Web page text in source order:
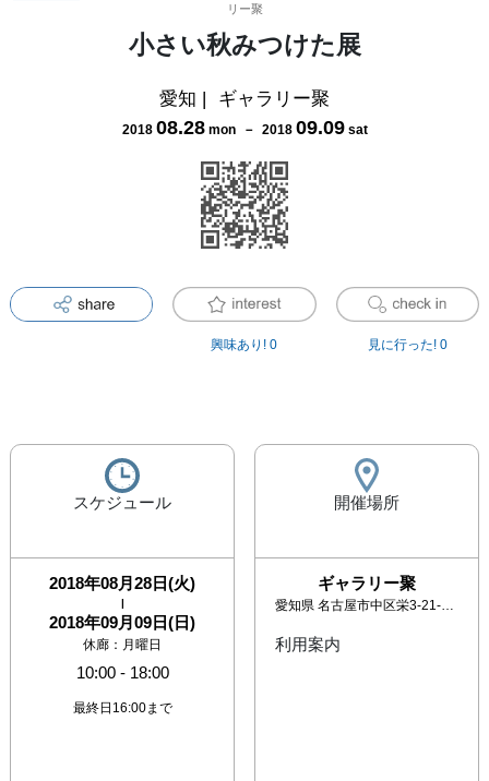
リー聚
小さい秋みつけた展
愛知 | ギャラリー聚
2018 08.28 mon－ 2018 09.09 sat
興味あり! 0 見に行った! 0
スケジュール
2018年08月28日(火)
|
2018年09月09日(日)
休廊：月曜日
10:00- 18:00
最終日16:00まで
開催場所
ギャラリー聚
愛知県 名古屋市中区栄3-21-1 利光ビル1F
利用案内